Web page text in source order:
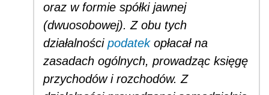
oraz w formie spółki jawnej
(dwuosobowej). Z obu tych
działalności podatekopłacał na
zasadach ogólnych, prowadząc księgę
przychodów i rozchodów. Z